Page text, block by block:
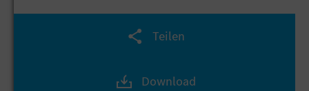
Die Typenfamilie ist auch im Export erfolgreich. Das zeigt
„Velo“ als „Éclair“ („Blitz“) angeboten. An den britischen
Teilen
Download